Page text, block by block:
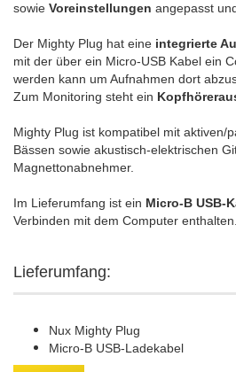
sowie Voreinstellungen angepasst
Der Mighty Plug hat eine integrierte
mit der über ein Micro-USB Kabel ein
werden kann um Aufnahmen dort
Zum Monitoring steht ein
Mighty Plug ist kompatibel mit aktiven/
Bässen sowie akustisch-elektrischen
Magnettonabnehmer.
Im Lieferumfang ist ein Micro-B USB-
Verbinden mit dem Computer enthalten.
Lieferumfang:
Nux Mighty Plug
Micro-B USB-Ladekabel